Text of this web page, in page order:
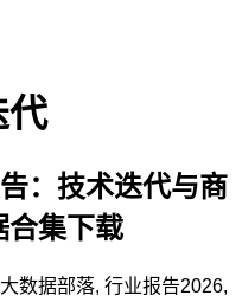
：技术迭代与商
合集下载
大数据部落, 行业报告2026,